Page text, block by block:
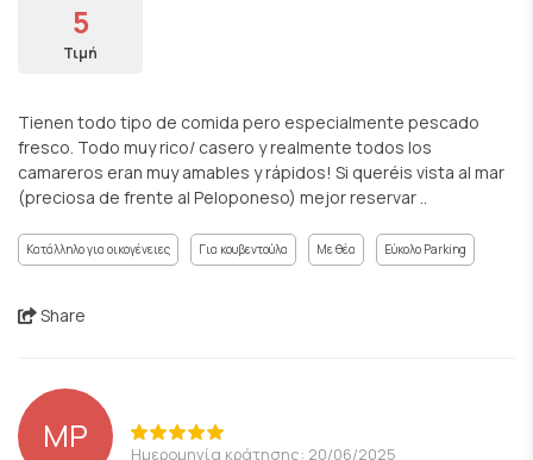
5
Τιμή
Tienen todo tipo de comida pero especialmente pescado
fresco. Todo muy rico/ casero y realmente todos los
camareros eran muy amables y rápidos! Si queréis vista al mar
(preciosa de frente al Peloponeso) mejor reservar ..
Κατάλληλο για οικογένειες Για κουβεντούλα Με θέα Εύκολο Parking
Share
MP Ημερομηνία κράτησης: 20/06/2025